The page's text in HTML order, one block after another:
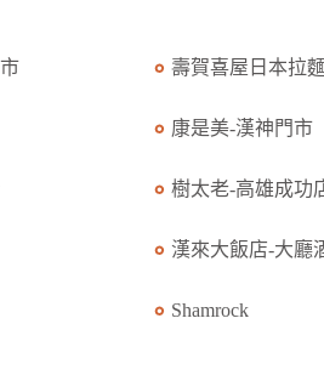
壽賀喜屋日本拉
康是美-漢神門市
樹太老-高雄成功
漢來大飯店-大廳
Shamrock